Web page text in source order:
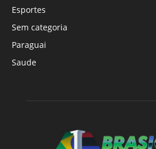
Esportes
Sem categoria
Paraguai
Saude